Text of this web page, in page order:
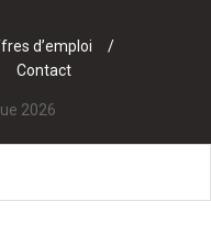
d’emploi
Contact
2026